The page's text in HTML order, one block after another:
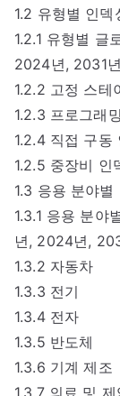
1.2 유형별 인덱
1.2.1 유형별 글
2024년, 2031
1.2.2 고정 스테
1.2.3 프로그래
1.2.4 직접 구동
1.2.5 중장비 인
1.3 응용 분야
1.3.1 응용 분야
년, 2024년,
1.3.2 자동차
1.3.3 전기
1.3.4 전자
1.3.5 반도체
1.3.6 기계 제조
1.3.7 의료 및 제